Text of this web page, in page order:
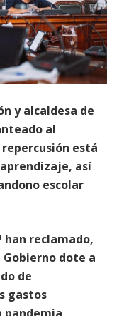
y alcaldesa de
al
está
así
escolar
han reclamado,
Gobierno dote a
de
gastos